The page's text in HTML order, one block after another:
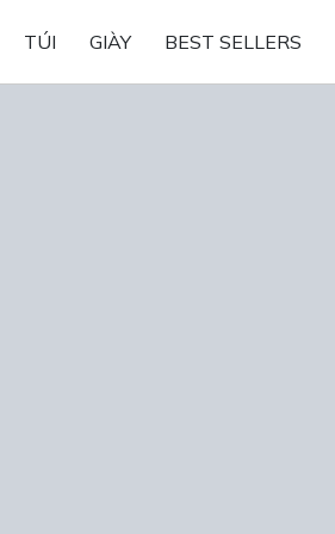
TÚI GIÀY BEST SELLERS